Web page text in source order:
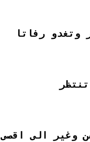
وتغدو رفاتا
وغير الى اقصى